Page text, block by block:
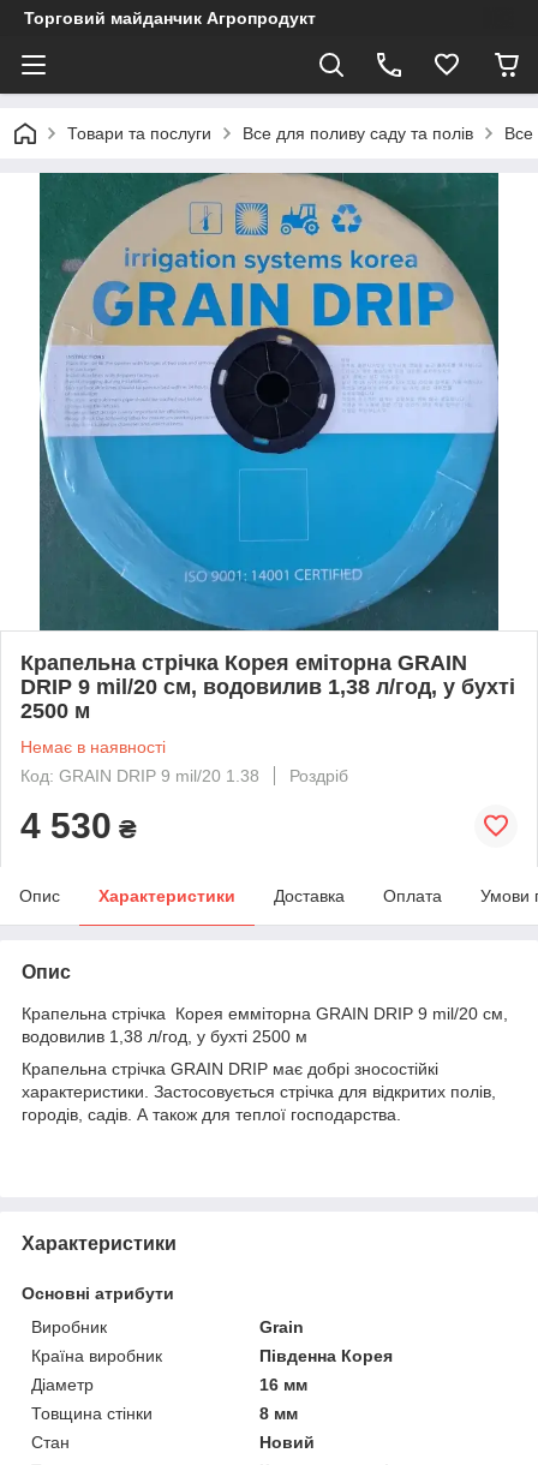
Торговий майданчик Агропродукт
Товари та послуги Все для поливу саду та полів Все
Крапельна стрічка Корея еміторна GRAIN
DRIP 9 mil/20 см, водовилив 1,38 л/год, у бухті
2500 м
Немає в наявності
Код: GRAIN DRIP 9 mil/20 1.38
Роздріб
4 530 ₴
Опис Характеристики Доставка Оплата Умови
Опис
Крапельна стрічка Корея емміторна GRAIN DRIP 9 mil/20 см,
водовилив 1,38 л/год, у бухті 2500 м
Крапельна стрічка GRAIN DRIP має добрі зносостійкі
характеристики. Застосовується стрічка для відкритих полів,
городів, садів. А також для теплої господарства.
Характеристики
Основні атрибути
Виробник
Grain
Країна виробник
Південна Корея
Діаметр
16 мм
Товщина стінки
8 мм
Стан
Новий